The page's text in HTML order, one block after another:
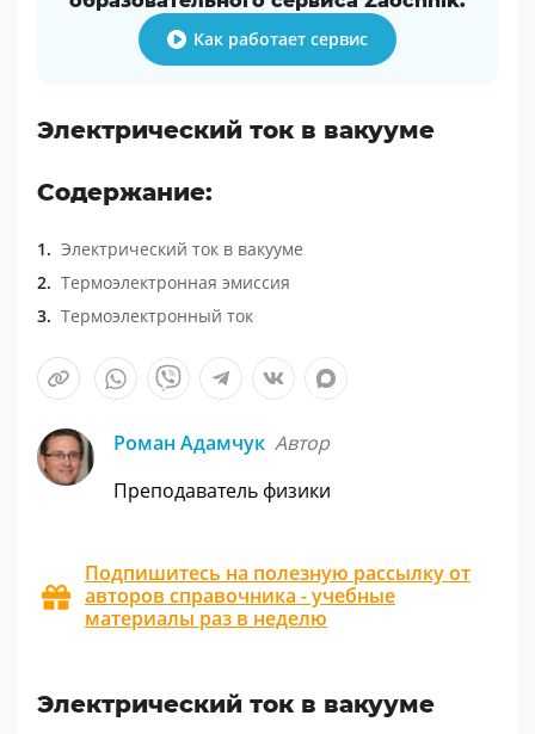
Как работает сервис
Электрический ток в вакууме
Содержание:
Электрический ток в вакууме
Термоэлектронная эмиссия
Термоэлектронный ток
Роман Адамчук Автор
Преподаватель физики
Подпишитесь на полезную рассылку от
авторов справочника - учебные
материалы раз в неделю
Электрический ток в вакууме